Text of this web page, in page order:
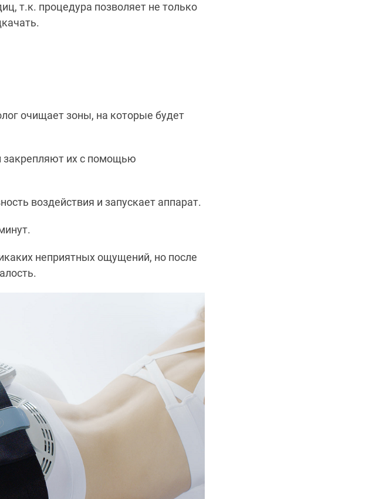
т.к. процедура позволяет не только
очищает зоны, на которые будет
закрепляют их с помощью
воздействия и запускает аппарат.
неприятных ощущений, но после